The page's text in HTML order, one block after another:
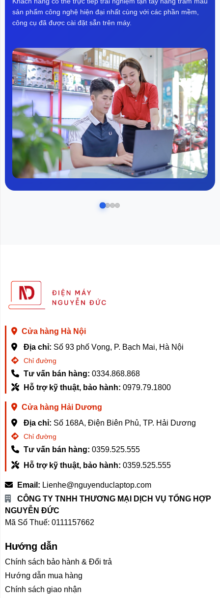
sản phẩm công nghệ hiện đại nhất cùng với các phần mềm,
công cụ đã được cài đặt sẵn trên máy.
Cửa hàng Hà Nội
Địa chỉ: Số 93 phố Vọng, P. Bạch Mai, Hà Nội
Chỉ đường
Tư vấn bán hàng: 0334.868.868
Hỗ trợ kỹ thuật, bảo hành: 0979.79.1800
Cửa hàng Hải Dương
Địa chỉ: Số 168A, Điện Biên Phủ, TP. Hải Dương
Chỉ đường
Tư vấn bán hàng: 0359.525.555
Hỗ trợ kỹ thuật, bảo hành: 0359.525.555
Email: Lienhe@nguyenduclaptop.com
CÔNG TY TNHH THƯƠNG MẠI DỊCH VỤ TỔNG HỢP
NGUYỄN ĐỨC
Mã Số Thuế: 0111157662
Hướng dẫn
Chính sách bảo hành & Đổi trả
Hướng dẫn mua hàng
Chính sách giao nhận